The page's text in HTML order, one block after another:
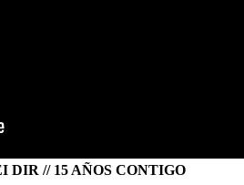
DIR // 15 AÑOS CONTIGO